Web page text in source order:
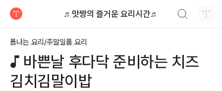
♬맛짱의 즐거운 요리시간♬
폼나는 요리/주말일품 요리
♪ 바쁜날 후다닥 준비하는 치즈
김치김말이밥